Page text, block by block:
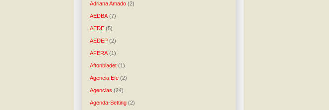
Adriana Amado (2)
AEDBA (7)
AEDE (5)
AEDEP (2)
AFERA (1)
Aftonbladet (1)
Agencia Efe (2)
Agencias (24)
Agenda-Setting (2)